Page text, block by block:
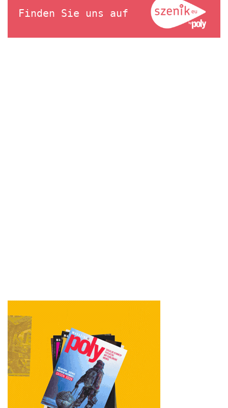
Finden Sie uns auf